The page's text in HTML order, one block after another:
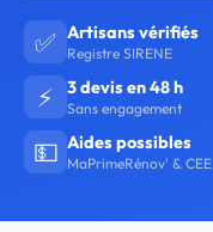
✅ Artisans vérifiés
Registre SIRENE
⚡ 3 devis en 48 h
Sans engagement
💵 Aides possibles
MaPrimeRénov' & CEE